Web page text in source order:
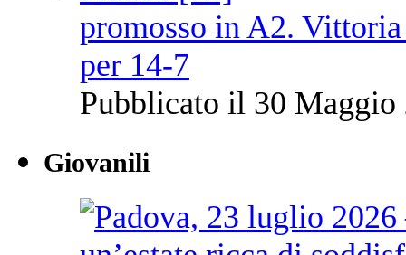
promosso in A2.
per 14-7
Pubblicato il 30 Maggio
Giovanili